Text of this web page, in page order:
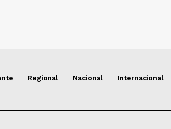
Regional Nacional Internacional